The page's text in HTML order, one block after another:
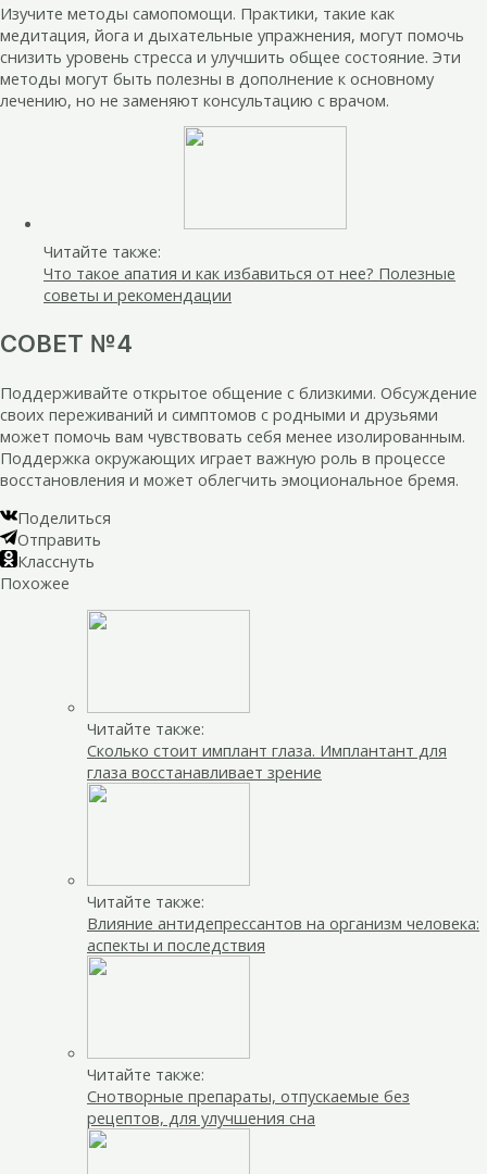
Изучите методы самопомощи. Практики, такие как
медитация, йога и дыхательные упражнения, могут помочь
снизить уровень стресса и улучшить общее состояние. Эти
методы могут быть полезны в дополнение к основному
лечению, но не заменяют консультацию с врачом.
Читайте также:
Что такое апатия и как избавиться от нее? Полезные
советы и рекомендации
СОВЕТ №4
Поддерживайте открытое общение с близкими. Обсуждение
своих переживаний и симптомов с родными и друзьями
может помочь вам чувствовать себя менее изолированным.
Поддержка окружающих играет важную роль в процессе
восстановления и может облегчить эмоциональное бремя.
Поделиться
Отправить
Класснуть
Похожее
Читайте также:
Сколько стоит имплант глаза. Имплантант для
глаза восстанавливает зрение
Читайте также:
Влияние антидепрессантов на организм человека:
аспекты и последствия
Читайте также:
Снотворные препараты, отпускаемые без
рецептов, для улучшения сна